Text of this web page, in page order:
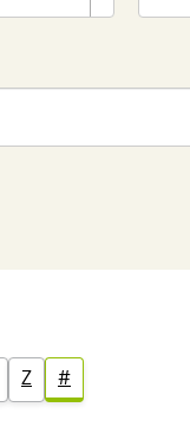
Z #